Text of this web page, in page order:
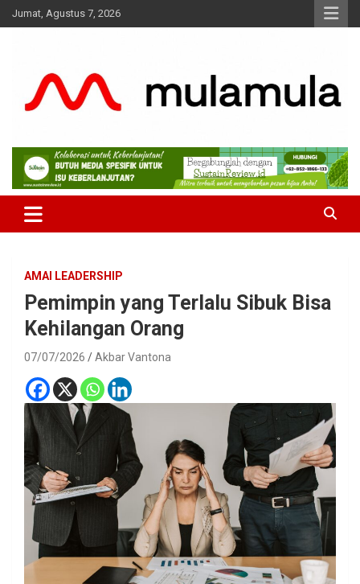
Skip
to
Jumat, Agustus 7, 2026
MulaMula
Medianya para Gen Z
AMAI LEADERSHIP
Pemimpin yang Terlalu Sibuk Bisa
Kehilangan Orang
07/07/2026 Akbar Vantona